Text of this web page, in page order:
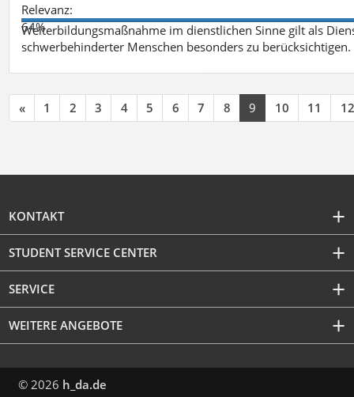
Relevanz:
64%
Weiterbildungsmaßnahme im dienstlichen Sinne gilt als
schwerbehinderter Menschen besonders zu berücksichtigen.
« 1 2 3 4 5 6 7 8 9 10 11 12
KONTAKT
STUDENT SERVICE CENTER
SERVICE
WEITERE ANGEBOTE
© 2026 h_da.de